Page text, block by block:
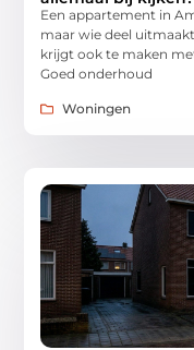
Een appartement in
maar wie deel
krijgt ook te maken
Goed onderhoud
Woningen